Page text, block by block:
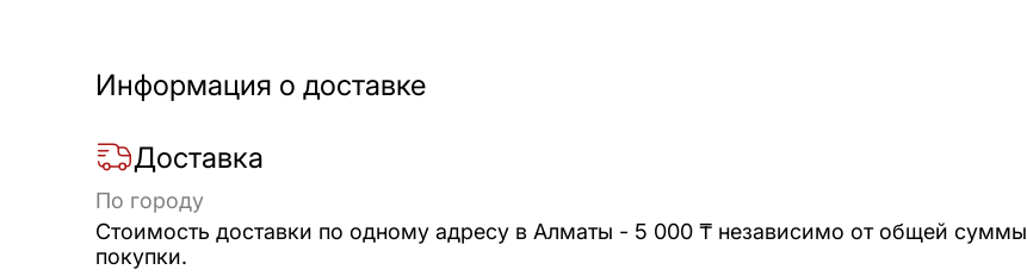
Информация о доставке
Доставка
По городу
Стоимость доставки по одному адресу в Алматы - 5 000 ₸ независимо от общей суммы
покупки.